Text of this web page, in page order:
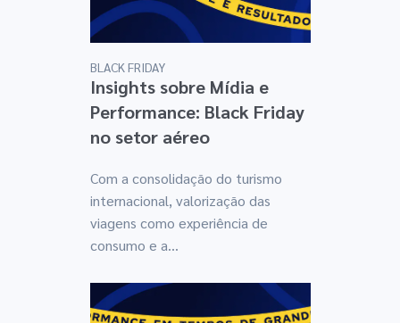
BLACK FRIDAY
Insights sobre Mídia e
Performance: Black Friday
no setor aéreo
Com a consolidação do turismo
internacional, valorização das
viagens como experiência de
consumo e a...